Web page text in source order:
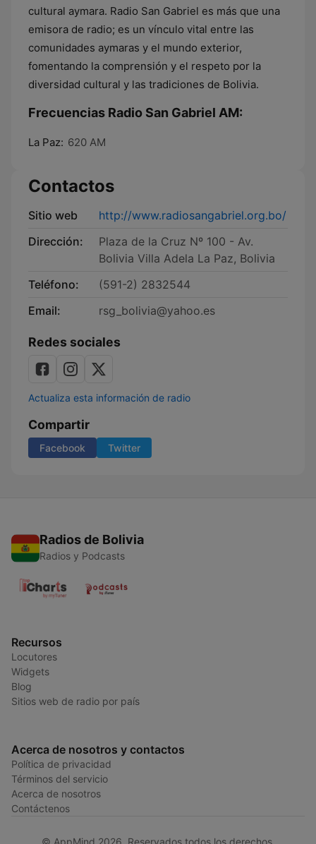
cultural aymara. Radio San Gabriel es más que una
emisora de radio; es un vínculo vital entre las
comunidades aymaras y el mundo exterior,
fomentando la comprensión y el respeto por la
diversidad cultural y las tradiciones de Bolivia.
Frecuencias Radio San Gabriel AM:
La Paz: 620 AM
Contactos
Sitio web
http://www.radiosangabriel.org.bo/
Dirección:
Plaza de la Cruz Nº 100 - Av.
Bolivia Villa Adela La Paz, Bolivia
Teléfono:
(591-2) 2832544
Email:
rsg_bolivia@yahoo.es
Redes sociales
Actualiza esta información de radio
Compartir
Facebook Twitter
Radios de Bolivia
Radios y Podcasts
Recursos
Locutores
Widgets
Blog
Sitios web de radio por país
Acerca de nosotros y contactos
Política de privacidad
Términos del servicio
Acerca de nosotros
Contáctenos
© AppMind 2026. Reservados todos los derechos.